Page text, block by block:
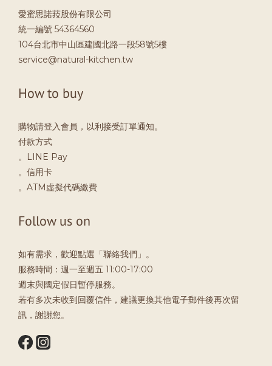
愛蜜思諾菈股份有限公司
統一編號 54364560
104台北市中山區建國北路一段58號5樓
service@natural-kitchen.tw
How to buy
購物請登入會員，以利接受訂單通知。
付款方式
。LINE Pay
。信用卡
。ATM虛擬代碼繳費
Follow us on
如有需求，歡迎點選「聯絡我們」。
服務時間：週一至週五 11:00-17:00
週末與國定假日暫停服務。
若有多次未收到回覆信件，建議更換其他電子郵件後再次留
訊，謝謝您。